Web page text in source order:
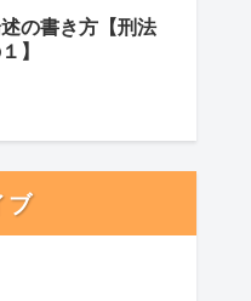
の書き方【刑法
】
ブ